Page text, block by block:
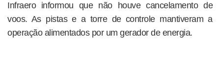
Infraero informou que não houve cancelamento de
voos. As pistas e a torre de controle mantiveram a
operação alimentados por um gerador de energia.